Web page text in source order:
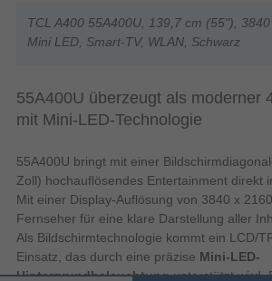
TCL A400 55A400U, 139,7 cm (55"),
Mini LED, Smart-TV, WLAN, Schwarz
55A400U überzeugt als moderner
mit Mini-LED-Technologie
55A400U bringt mit einer
Zoll) hochauflösendes Entertainment direkt
Mit einer Display-Auflösung von 3840 x
Fernseher für eine klare Darstellung aller
Als Bildschirmtechnologie kommt ein LCD/
Einsatz, das durch eine präzise Mini-LED-
Hintergrundbeleuchtungunterstützt wird.